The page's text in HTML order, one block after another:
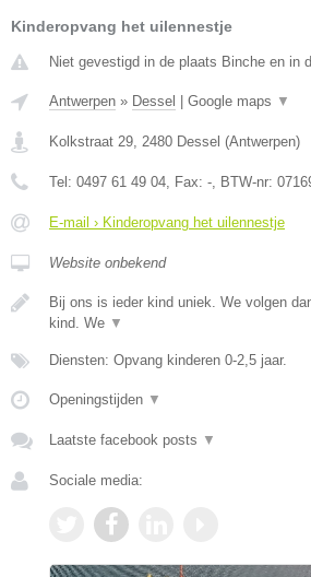
Kinderopvang het uilennestje
Niet gevestigd in de plaats Binche en in
Antwerpen » Dessel Google maps ▼
Kolkstraat 29, 2480 Dessel (Antwerpen)
Tel: 0497 61 49 04, Fax: -, BTW-nr:
E-mail › Kinderopvang het uilennestje
Website onbekend
Bij ons is ieder kind uniek. We volgen
kind. We ▼
Diensten: Opvang kinderen 0-2,5 jaar.
Openingstijden ▼
Laatste facebook posts ▼
Sociale media: